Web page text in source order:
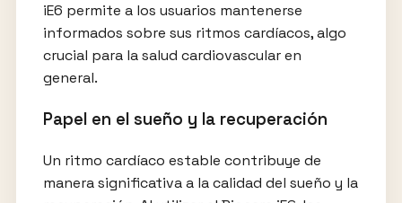
iE6 permite a los usuarios mantenerse
informados sobre sus ritmos cardíacos, algo
crucial para la salud cardiovascular en
general.
Papel en el sueño y la recuperación
Un ritmo cardíaco estable contribuye de
manera significativa a la calidad del sueño y la